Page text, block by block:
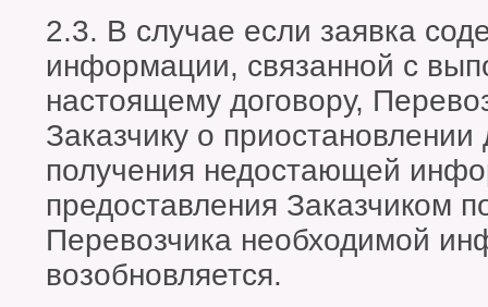
2.3. В случае если заявка
информации, связанной с
настоящему договору,
Заказчику о приостановлении
получения недостающей
предоставления Заказчиком
Перевозчика необходимой
возобновляется.